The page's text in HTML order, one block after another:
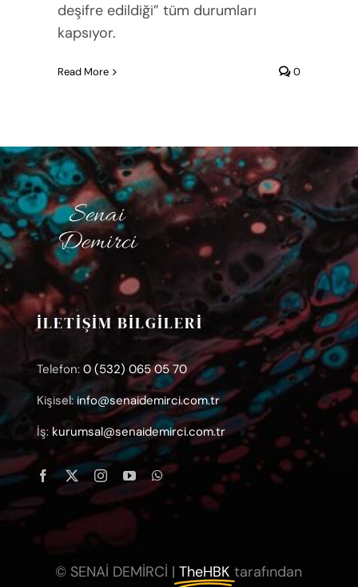
deşifre edildiği” tüm durumları
kapsıyor.
Read More 0
İLETİŞİM BİLGİLERİ
Telefon: 0 (532) 065 05 70
Kişisel: info@senaidemirci.com.tr
İş: kurumsal@senaidemirci.com.tr
© SENAİ DEMİRCİ |TheHBK tarafından